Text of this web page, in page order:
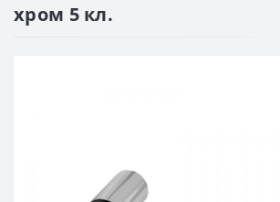
хром 5 кл.